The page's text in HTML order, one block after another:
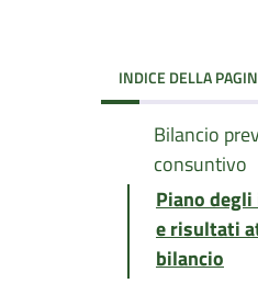
INDICE DELLA
Bilancio
consuntivo
Piano
e risultati
bilancio